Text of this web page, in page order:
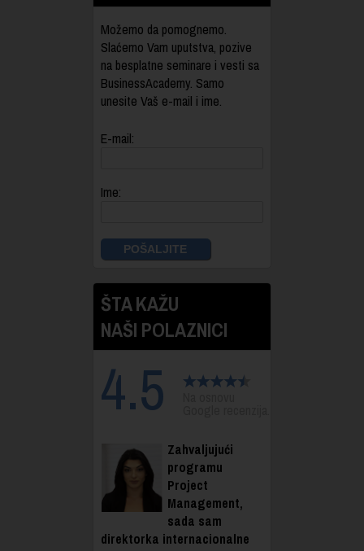
Možemo da pomognemo.
Slaćemo Vam uputstva, pozive
na besplatne seminare i vesti sa
BusinessAcademy. Samo
unesite Vaš e-mail i ime.
E-mail:
Ime:
ŠTA KAŽU
NAŠI POLAZNICI
4.5
Zahvaljujući
programu
Project
Management,
sada sam
direktorka internacionalne